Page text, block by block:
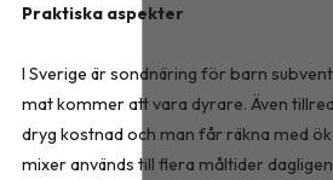
Praktiska aspekter
I Sverige är sondnäring för barn
mat kommer att vara dyrare. Även
dryg kostnad och man får räkna med
mixer används till flera måltider